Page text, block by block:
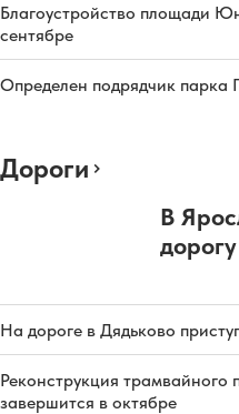
Благоустройство площади
сентябре
Определен подрядчик парка
Дороги
В
На дороге в Дядьково
Реконструкция трамвайного
завершится в октябре